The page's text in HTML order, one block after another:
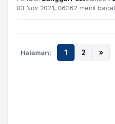
03 Nov 2021, 06:162 menit baca
Halaman: 1 2 »